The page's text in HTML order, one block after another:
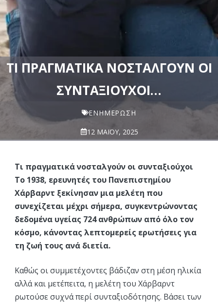
ΤΙ ΠΡΑΓΜΑΤΙΚΆ ΝΟΣΤΑΛΓΟΎΝ ΟΙ
ΣΥΝΤΑΞΙΟΎΧΟΙ…
ΕΝΗΜΈΡΩΣΗ
12 ΜΑΪ́ΟΥ, 2025
Τι πραγματικά νοσταλγούν οι συνταξιούχοι
Το 1938, ερευνητές του Πανεπιστημίου
Χάρβαρντ ξεκίνησαν μια μελέτη που
συνεχίζεται μέχρι σήμερα, συγκεντρώνοντας
δεδομένα υγείας 724 ανθρώπων από όλο τον
κόσμο, κάνοντας λεπτομερείς ερωτήσεις για
τη ζωή τους ανά διετία.
Καθώς οι συμμετέχοντες βάδιζαν στη μέση ηλικία
αλλά και μετέπειτα, η μελέτη του Χάρβαρντ
ρωτούσε συχνά περί συνταξιοδότησης. Βάσει των